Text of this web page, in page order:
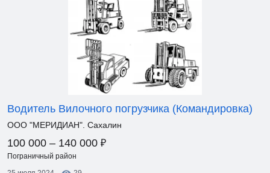
Водитель Вилочного погрузчика (Командировка)
ООО "МЕРИДИАН". Сахалин
100 000 – 140 000 ₽
Пограничный район